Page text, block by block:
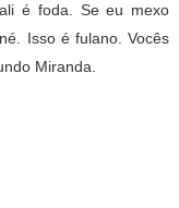
é foda. Se eu mexo
Isso é fulano. Vocês
Miranda.